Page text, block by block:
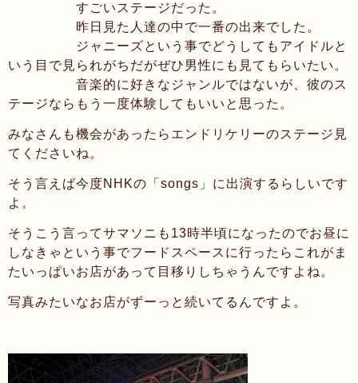
すごいステージだった。
昨日見た人達の中で一番の出来でした。
ジャニーズという事でどうしてもアイドルと
いう目で見られがちだがぜひ男性にも見てもらいたい。
音楽的に好きなジャンルではないが、彼のス
テージならもう一度体験してもいいと思った。
みなさんも機会があったらエンドリケリーのステージ見
てくださいね。
そう言えば今度NHKの「songs」に出演するらしいです
よ。
そうこう言ってサマソニも13時半頃になったのでお昼に
しなきゃという事でフードスペースに行ったらこれがま
たいっぱいお店があって目移りしちゃうんですよね。
写真みたいなお店がずーっと続いてるんですよ。